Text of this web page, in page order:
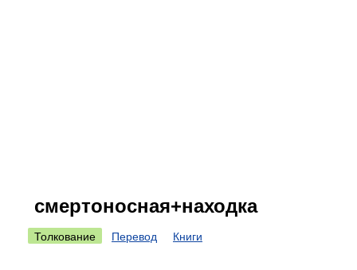
смертоносная+находка
Толкование Перевод Книги